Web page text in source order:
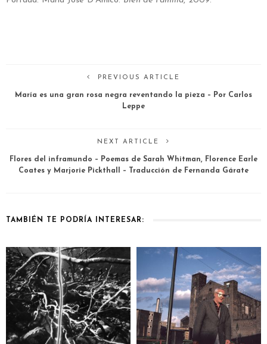
PREVIOUS ARTICLE
María es una gran rosa negra reventando la pieza – Por Carlos
Leppe
NEXT ARTICLE
Flores del inframundo – Poemas de Sarah Whitman, Florence Earle
Coates y Marjorie Pickthall – Traducción de Fernanda Gárate
TAMBIÉN TE PODRÍA INTERESAR: